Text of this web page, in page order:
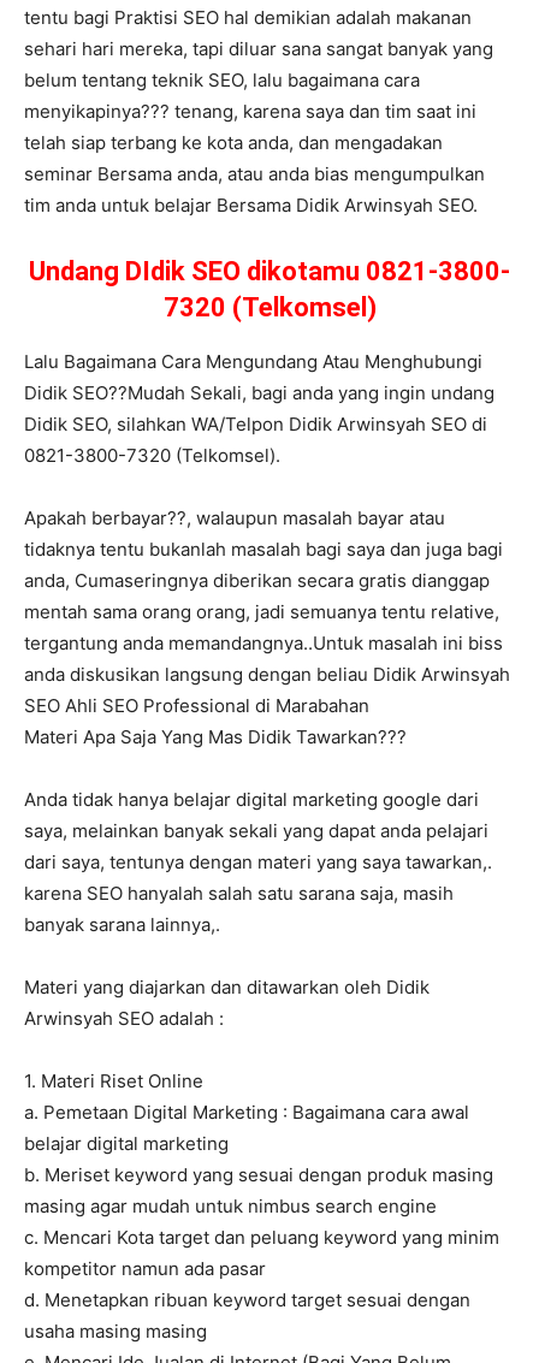
tentu bagi Praktisi SEO hal demikian adalah makanan
sehari hari mereka, tapi diluar sana sangat banyak yang
belum tentang teknik SEO, lalu bagaimana cara
menyikapinya??? tenang, karena saya dan tim saat ini
telah siap terbang ke kota anda, dan mengadakan
seminar Bersama anda, atau anda bias mengumpulkan
tim anda untuk belajar Bersama Didik Arwinsyah SEO.
Undang DIdik SEO dikotamu 0821-3800-
7320 (Telkomsel)
Lalu Bagaimana Cara Mengundang Atau Menghubungi
Didik SEO??Mudah Sekali, bagi anda yang ingin undang
Didik SEO, silahkan WA/Telpon Didik Arwinsyah SEO di
0821-3800-7320 (Telkomsel).
Apakah berbayar??, walaupun masalah bayar atau
tidaknya tentu bukanlah masalah bagi saya dan juga bagi
anda, Cumaseringnya diberikan secara gratis dianggap
mentah sama orang orang, jadi semuanya tentu relative,
tergantung anda memandangnya..Untuk masalah ini biss
anda diskusikan langsung dengan beliau Didik Arwinsyah
SEO Ahli SEO Professional di Marabahan
Materi Apa Saja Yang Mas Didik Tawarkan???
Anda tidak hanya belajar digital marketing google dari
saya, melainkan banyak sekali yang dapat anda pelajari
dari saya, tentunya dengan materi yang saya tawarkan,.
karena SEO hanyalah salah satu sarana saja, masih
banyak sarana lainnya,.
Materi yang diajarkan dan ditawarkan oleh Didik
Arwinsyah SEO adalah :
1. Materi Riset Online
a. Pemetaan Digital Marketing : Bagaimana cara awal
belajar digital marketing
b. Meriset keyword yang sesuai dengan produk masing
masing agar mudah untuk nimbus search engine
c. Mencari Kota target dan peluang keyword yang minim
kompetitor namun ada pasar
d. Menetapkan ribuan keyword target sesuai dengan
usaha masing masing